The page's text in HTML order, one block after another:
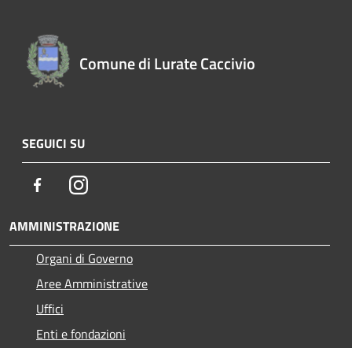
Comune di Lurate Caccivio
SEGUICI SU
FacebookInstagram
AMMINISTRAZIONE
Organi di Governo
Aree Amministrative
Uffici
Enti e fondazioni